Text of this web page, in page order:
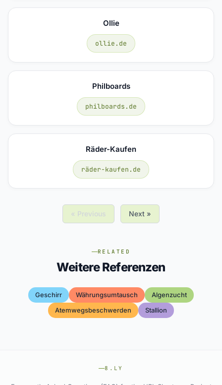
Ollie
ollie.de
Philboards
philboards.de
Räder-Kaufen
räder-kaufen.de
« Previous Next »
RELATED
Weitere Referenzen
Geschirr Währungsumtausch
Algenzucht
Atemwegsbeschwerden
Stallion
8.LY